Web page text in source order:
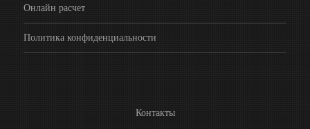
Онлайн расчет
Политика конфиденциальности
Контакты